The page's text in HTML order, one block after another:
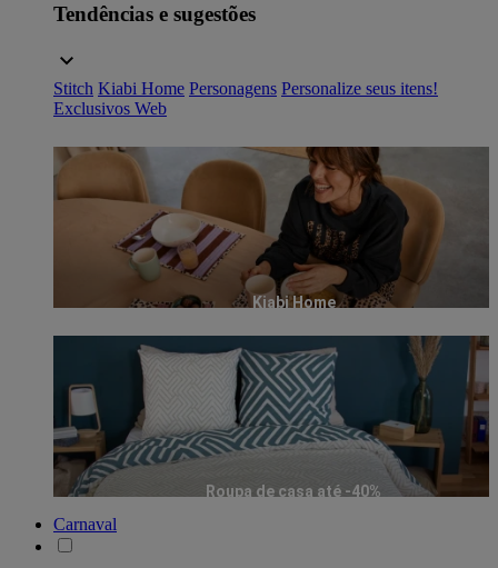
Tendências e sugestões
Stitch Kiabi Home Personagens Personalize seus itens!
Exclusivos Web
Kiabi Home
Roupa de casa até -40%
Carnaval